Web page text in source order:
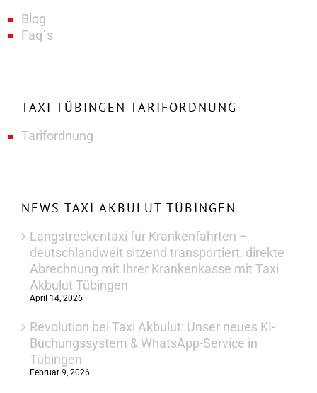
Blog
Faq`s
TAXI TÜBINGEN TARIFORDNUNG
Tarifordnung
NEWS TAXI AKBULUT TÜBINGEN
Langstreckentaxi für Krankenfahrten –
deutschlandweit sitzend transportiert, direkte
Abrechnung mit Ihrer Krankenkasse mit Taxi
Akbulut Tübingen
April 14, 2026
Revolution bei Taxi Akbulut: Unser neues KI-
Buchungssystem & WhatsApp-Service in
Tübingen
Februar 9, 2026